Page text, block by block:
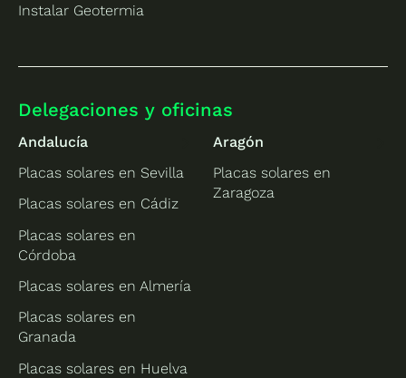
Instalar Geotermia
Delegaciones y oficinas
Andalucía
Placas solares en Sevilla
Placas solares en Cádiz
Placas solares en
Córdoba
Placas solares en Almería
Placas solares en
Granada
Placas solares en Huelva
Aragón
Placas solares en
Zaragoza